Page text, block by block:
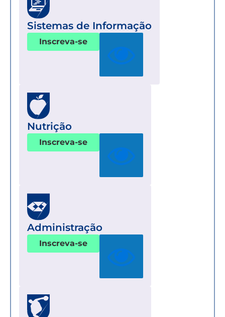
Sistemas de Informação
Inscreva-se
Nutrição
Inscreva-se
Administração
Inscreva-se